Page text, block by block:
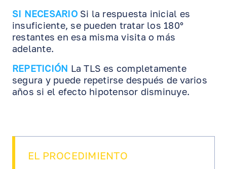
SI NECESARIOSi la respuesta inicial es
insuficiente, se pueden tratar los 180°
restantes en esa misma visita o más
adelante.
REPETICIÓN La TLS es completamente
segura y puede repetirse después de varios
años si el efecto hipotensor disminuye.
EL PROCEDIMIENTO